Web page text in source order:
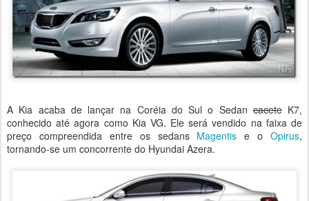
A Kia acaba de lançar na Coréia do Sul o SedancaceteK7,
conhecido até agora como Kia VG. Ele será vendido na faixa de
preço compreendida entre os sedans Magentis e o Opirus,
tornando-se um concorrente do Hyundai Azera.